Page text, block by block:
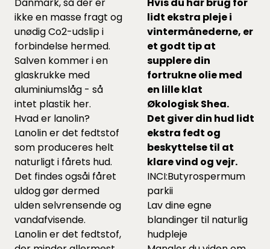
ikke en masse fragt og
unødig Co2-udslip i
forbindelse hermed.
Salven kommer i en
glaskrukke med
aluminiumslåg - så
intet plastik her.
Hvad er lanolin?
Lanolin er det fedtstof
som produceres helt
naturligt i fårets hud.
Det findes ogsåi fåret
uldog gør dermed
ulden selvrensende og
vandafvisende.
Lanolin er det fedtstof,
lidt ekstra pleje i
vintermånederne, er
et godt tip at
supplere din
fortrukne olie med
en lille klat
Økologisk Shea.
Det giver din hud lidt
ekstra fedt og
beskyttelse til at
klare vind og vejr.
INCI:Butyrospermum
parkii
Lav dine egne
blandinger til naturlig
hudpleje